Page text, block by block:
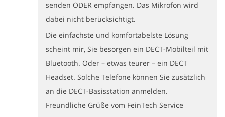
senden ODER empfangen. Das Mikrofon wird
dabei nicht berücksichtigt.
Die einfachste und komfortabelste Lösung
scheint mir, Sie besorgen ein DECT-Mobilteil mit
Bluetooth. Oder – etwas teurer – ein DECT
Headset. Solche Telefone können Sie zusätzlich
an die DECT-Basisstation anmelden.
Freundliche Grüße vom FeinTech Service